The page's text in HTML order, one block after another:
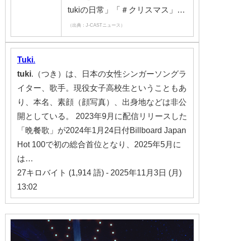
tukiの日常」「＃クリスマス」…
（出典：J-CASTニュース）
Tuki
tuki .（つき）は、日本の女性シンガーソングラ
イター、歌手。現役女子高校生ということもあ
り、本名、素顔（顔写真）、出身地などは非公
開としている。 2023年9月に配信リリースした
「晩餐歌」が2024年1月24日付Billboard Japan
Hot 100で初の総合首位となり、2025年5月に
は…
27キロバイト (1,914 語) - 2025年11月3日 (月)
13:02